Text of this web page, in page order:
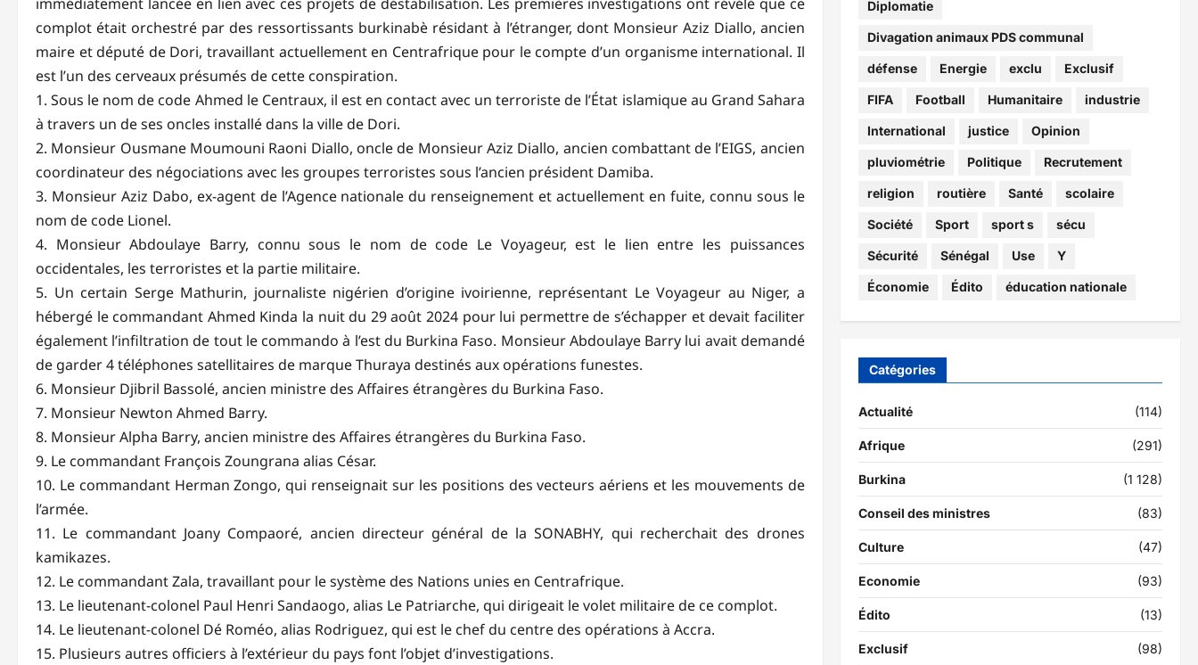
complot était orchestré par des ressortissants burkinabè résidant à l’étranger, dont Monsieur Aziz Diallo, ancien
maire et député de Dori, travaillant actuellement en Centrafrique pour le compte d’un organisme international. Il
est l’un des cerveaux présumés de cette conspiration.
1. Sous le nom de code Ahmed le Centraux, il est en contact avec un terroriste de l’État islamique au Grand Sahara
à travers un de ses oncles installé dans la ville de Dori.
2. Monsieur Ousmane Moumouni Raoni Diallo, oncle de Monsieur Aziz Diallo, ancien combattant de l’EIGS, ancien
coordinateur des négociations avec les groupes terroristes sous l’ancien président Damiba.
3. Monsieur Aziz Dabo, ex-agent de l’Agence nationale du renseignement et actuellement en fuite, connu sous le
nom de code Lionel.
4. Monsieur Abdoulaye Barry, connu sous le nom de code Le Voyageur, est le lien entre les puissances
occidentales, les terroristes et la partie militaire.
5. Un certain Serge Mathurin, journaliste nigérien d’origine ivoirienne, représentant Le Voyageur au Niger, a
hébergé le commandant Ahmed Kinda la nuit du 29 août 2024 pour lui permettre de s’échapper et devait faciliter
également l’infiltration de tout le commando à l’est du Burkina Faso. Monsieur Abdoulaye Barry lui avait demandé
de garder 4 téléphones satellitaires de marque Thuraya destinés aux opérations funestes.
6. Monsieur Djibril Bassolé, ancien ministre des Affaires étrangères du Burkina Faso.
7. Monsieur Newton Ahmed Barry.
8. Monsieur Alpha Barry, ancien ministre des Affaires étrangères du Burkina Faso.
9. Le commandant François Zoungrana alias César.
10. Le commandant Herman Zongo, qui renseignait sur les positions des vecteurs aériens et les mouvements de
l’armée.
11. Le commandant Joany Compaoré, ancien directeur général de la SONABHY, qui recherchait des drones
kamikazes.
12. Le commandant Zala, travaillant pour le système des Nations unies en Centrafrique.
13. Le lieutenant-colonel Paul Henri Sandaogo, alias Le Patriarche, qui dirigeait le volet militaire de ce complot.
14. Le lieutenant-colonel Dé Roméo, alias Rodriguez, qui est le chef du centre des opérations à Accra.
15. Plusieurs autres officiers à l’extérieur du pays font l’objet d’investigations.
Diplomatie
Divagation animaux PDS communal
défense Energie exclu Exclusif
FIFA Football Humanitaire industrie
International justice Opinion
pluviométrie Politique Recrutement
religion routière Santé scolaire
Société Sport sport s sécu
Sécurité Sénégal Use Y
Économie Édito éducation nationale
Catégories
Actualité (114)
Afrique (291)
Burkina (1 128)
Conseil des ministres (83)
Culture (47)
Economie (93)
Édito (13)
Exclusif (98)